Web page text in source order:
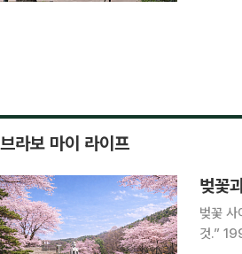
브라보 마이 라이프
벚꽃
벚꽃 사이, 영화처럼
것.” 1998년 영화 ‘미술관 옆 동물원’을 기억한다면 이 대사와 함께 떠오르는 장소가 있다. 서울대